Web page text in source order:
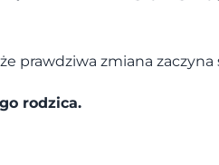
prawdziwa zmiana
rodzica.